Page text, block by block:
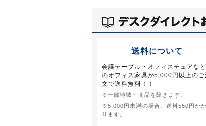
送料について
会議テーブル・オフィスチェアなど
のオフィス家具が5,000円以上のご
文で送料無料！！
※一部地域・商品を除きます。
※5,000円未満の場合、送料550円かか
ります。